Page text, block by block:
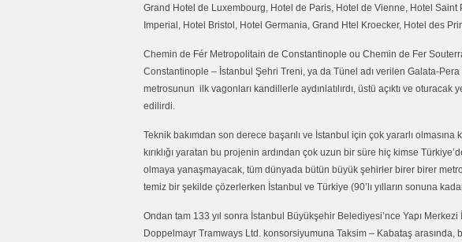
Grand Hotel de Luxembourg, Hotel de Paris, Hotel de Vienne, Hotel Saint
Imperial, Hotel Bristol, Hotel Germania, Grand Htel Kroecker, Hotel des
Chemin de Fér Metropolitain de Constantinople ou Chemin de Fer
Constantinople – İstanbul Şehri Treni, ya da Tünel adı verilen Galata-Pera
metrosunun ilk vagonları kandillerle aydınlatılırdı, üstü açıktı ve oturacak
edilirdi.
Teknik bakımdan son derece başarılı ve İstanbul için çok yararlı
kırıklığı yaratan bu projenin ardından çok uzun bir süre hiç kimse
olmaya yanaşmayacak, tüm dünyada bütün büyük şehirler birer birer
temiz bir şekilde çözerlerken İstanbul ve Türkiye (90’lı yılların sonuna
Ondan tam 133 yıl sonra İstanbul Büyükşehir Belediyesi’nce Yapı
Doppelmayr Tramways Ltd. konsorsiyumuna Taksim – Kabataş arasında,